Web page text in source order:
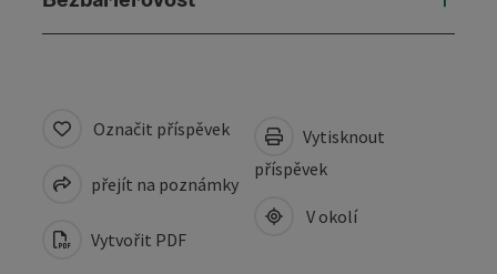
Označit příspěvek
přejít na poznámky
Vytvořit PDF
Vytisknout
příspěvek
V okolí